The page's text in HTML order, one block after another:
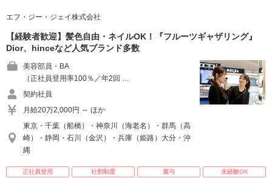
エフ・ジー・ジェイ株式会社
【経験者歓迎】髪色自由・ネイルOK！『フルーツギャザリング』
Dior、hinceなど人気ブランド多数
美容部員・BA
（正社員登用率100％／年2回 …
契約社員
月給20万2,000円 ～ ほか
東京・千葉（船橋）・神奈川（海老名）・群馬（高
崎）・静岡・石川（金沢）・兵庫（姫路）大分・沖
縄
正社員登用 社割制度 賞与
未経験OK